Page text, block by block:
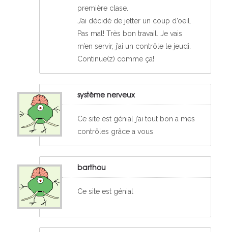
première clase.
J’ai décidé de jetter un coup d’oeil.
Pas mal! Très bon travail. Je vais
m’en servir, j’ai un contrôle le jeudi.
Continue(z) comme ça!
système nerveux
Ce site est génial j’ai tout bon a mes
contrôles grâce a vous
barthou
Ce site est génial